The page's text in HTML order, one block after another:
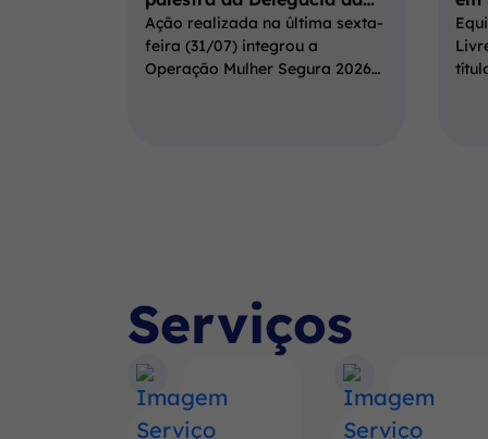
Ação realizada na última sexta-
feira (31/07) integrou a
Operação Mulher Segura 2026…
Serviços